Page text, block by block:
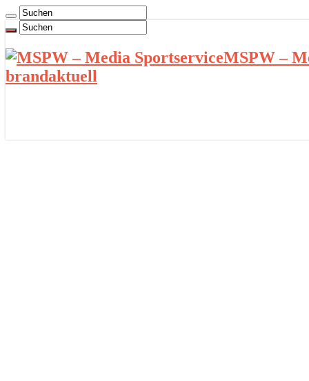
MSPW –
brandaktuell